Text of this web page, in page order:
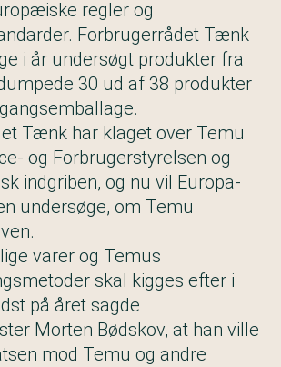
regler og
Forbrugerrådet Tænk
i år undersøgt produkter fra
30 ud af 38 produkter
Tænk har klaget over Temu
og Forbrugerstyrelsen og
indgriben, og nu vil Europa-
undersøge, om Temu
varer og Temus
skal kigges efter i
på året sagde
Morten Bødskov, at han ville
mod Temu og andre